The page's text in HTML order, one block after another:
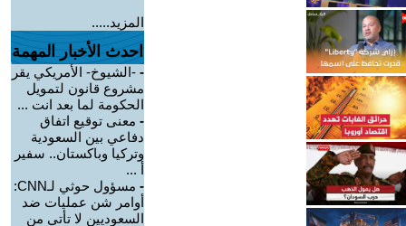
المزيد.....
احدث الأخبار المهمة
- -الشيوخ- الأمريكي يقر
مشروع قانون لتمويل
الحكومة لما بعد انت ...
- معنى توقيع اتفاق
دفاعي بين السعودية
وتركيا وباكستان.. سفير
أ ...
-
مسؤول حوثي لـCNN:
أوامر شن عمليات ضد
السعوديين لا تأتي من